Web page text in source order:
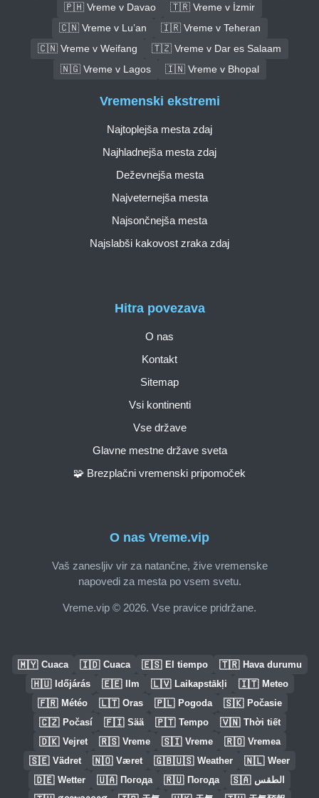
🇵🇭 Vreme v Davao
🇹🇷 Vreme v İzmir
🇨🇳 Vreme v Lu’an
🇮🇷 Vreme v Teheran
🇨🇳 Vreme v Weifang
🇹🇿 Vreme v Dar es Salaam
🇳🇬 Vreme v Lagos
🇮🇳 Vreme v Bhopal
O nas Vreme.vip
Vaš zanesljiv vir za natančne, žive vremenske
napovedi za mesta po vsem svetu.
Vreme.vip © 2026. Vse pravice pridržane.
Hitra povezava
O nas
Kontakt
Sitemap
Vsi kontinenti
Vse države
Glavne mestne države sveta
🧩 Brezplačni vremenski pripomoček
Vremenski ekstremi
Najtoplejša mesta zdaj
Najhladnejša mesta zdaj
Deževnejša mesta
Najveternejša mesta
Najsončnejša mesta
Najslabši kakovost zraka zdaj
🇲🇾 Cuaca 🇮🇩 Cuaca 🇪🇸 El tiempo 🇹🇷 Hava durumu
🇭🇺 Időjárás 🇪🇪 Ilm 🇱🇻 Laikapstākļi 🇮🇹 Meteo
🇫🇷 Météo 🇱🇹 Oras 🇵🇱 Pogoda 🇸🇰 Počasie
🇨🇿 Počasí 🇫🇮 Sää 🇵🇹 Tempo 🇻🇳 Thời tiết
🇩🇰 Vejret 🇷🇸 Vreme 🇸🇮 Vreme 🇷🇴 Vremea
🇸🇪 Vädret 🇳🇴 Været 🇬🇧🇺🇸 Weather 🇳🇱 Weer
🇩🇪 Wetter 🇺🇦 Погода 🇷🇺 Погода 🇸🇦 الطقس